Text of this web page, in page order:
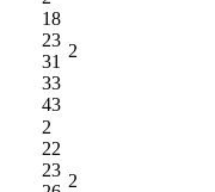
18
23
31
33
43
2
2
22
23
2